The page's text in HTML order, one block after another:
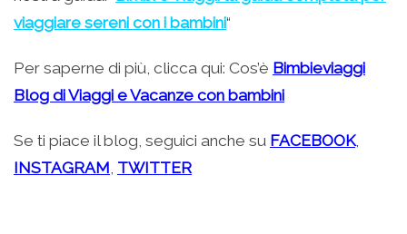
viaggiare sereni con i bambini“
Per saperne di più, clicca qui: Cos’è Bimbieviaggi
Blog di Viaggi e Vacanze con bambini
Se ti piace il blog, seguici anche su FACEBOOK,
INSTAGRAM, TWITTER